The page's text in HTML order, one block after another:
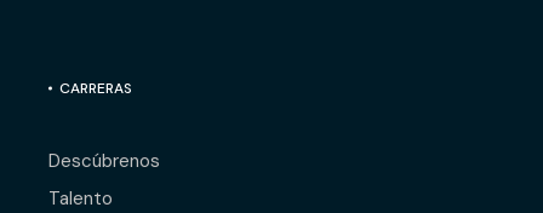
CARRERAS
Descúbrenos
Talento